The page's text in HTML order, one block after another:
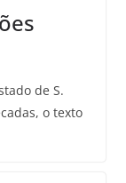
de S.
o texto